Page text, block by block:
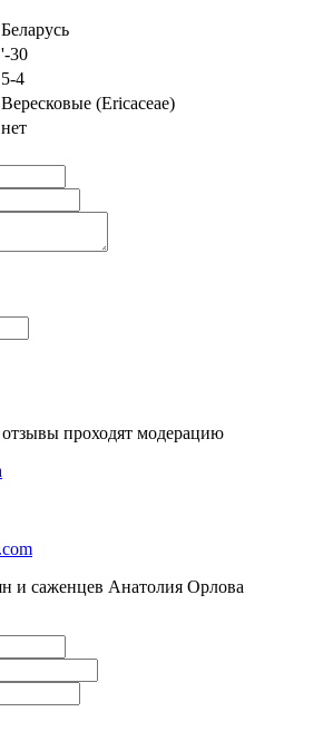
Беларусь
'-30
5-4
Вересковые (Ericaceae)
нет
проходят модерацию
и саженцев Анатолия Орлова